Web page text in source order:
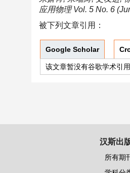
应用物理 Vol. 5 No. 6
被下列文章引用：
Google Scholar
该文章暂没有谷歌学术引
汉斯出
所有期